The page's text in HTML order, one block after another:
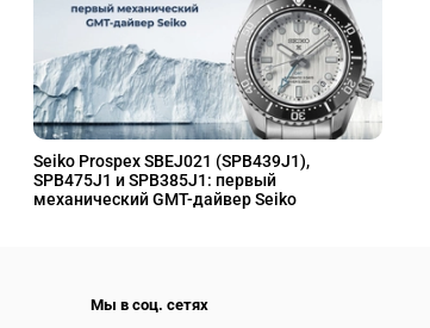
Seiko Prospex SBEJ021 (SPB439J1),
SPB475J1 и SPB385J1: первый
механический GMT-дайвер Seiko
Мы в соц. сетях